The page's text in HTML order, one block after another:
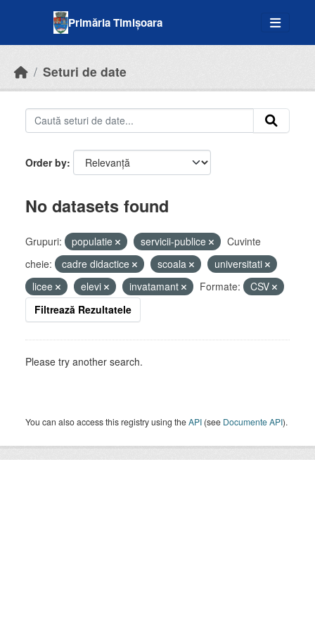
Primăria Timișoara
Seturi de date
Order by
No datasets found
Grupuri: populatie servicii-publice
Cuvinte
cheie:
cadre didactice scoala
universitati
licee
elevi invatamant Formate:
CSV
Filtrează Rezultatele
Please try another search.
You can also access this registry using theAPI (see Documente API).